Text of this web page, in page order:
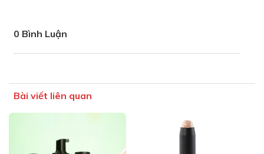
0 Bình Luận
Bài viết liên quan